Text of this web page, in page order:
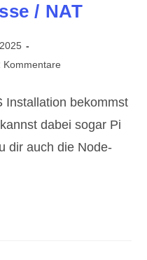
/ NAT
Kommentare
Installation bekommst
dabei sogar Pi
dir auch die Node-